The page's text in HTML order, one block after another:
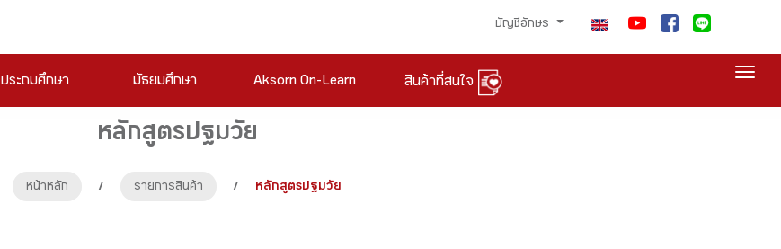
บัญชีอักษร
ประถมศึกษา มัธยมศึกษา Aksorn On-Learn สินค้าที่สนใจ
หลักสูตรปฐมวัย
หน้าหลัก / รายการสินค้า / หลักสูตรปฐมวัย